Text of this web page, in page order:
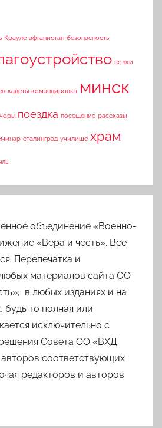
Крауле афганистан безопасность
волки
кадеты командировка минск
поездка посещение рассказы
сталинград училище храм
объединение «Военно-
«Вера и честь». Все
Перепечатка и
материалов сайта ОО
в любых изданиях и на
будь то полная или
исключительно с
Совета ОО «ВХД
соответствующих
редакторов и авторов